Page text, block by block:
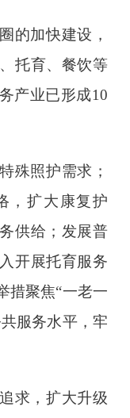
加快建设，
托育、餐饮等
产业已形成10
照护需求；
，扩大康复护
供给；发展普
开展托育服务
聚焦“一老一
服务水平，牢
求，扩大升级